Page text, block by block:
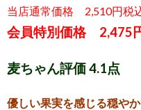
当店通常価格 2,510円税
会員特別価格 2,475
麦ちゃん評価 4.1点
優しい果実を感じる穏や